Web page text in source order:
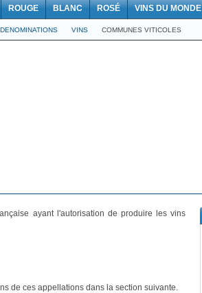
ROUGE BLANC ROSÉ VINS DU MONDE
DENOMINATIONS VINS COMMUNES VITICOLES
ayant l'autorisation de produire les vins
de ces appellations dans la section suivante.